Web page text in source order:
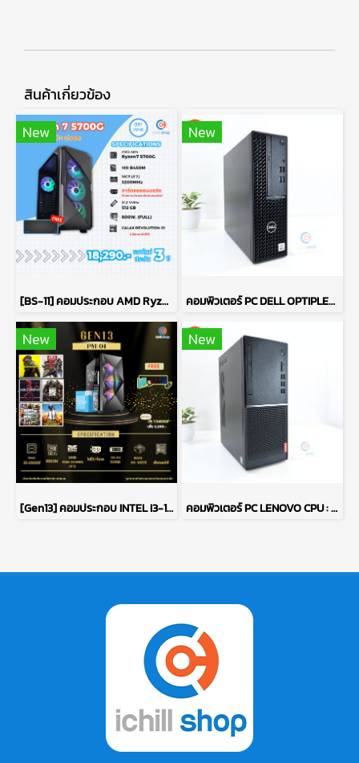
สินค้าเกี่ยวข้อง
New
[BS-11] คอมประกอบ AMD Ryzen 7 5700G / ไม่มีการ์ดจอ / DDR4 16GB 3200MHz / M.2 NVMe 512GB / PSU 600W. / CASE GALAX
New
คอมพิวเตอร์ PC DELL OPTIPLEX 3080 / CPU : INTEL CORE I5-10500 / RAM : DDR4 8GB 2666MHz / HDD 1TB + SSD 256GB P15541
New
[Gen13] คอมประกอบ INTEL I3-13100F 3.4GHz 4C/8T / H610M / ไม่มีการ์ดจอ / 16GB DDR4 3200MHz / M.2 512GB / 600W 80+ White / เลือกเคสได้
New
คอมพิวเตอร์ PC LENOVO CPU : PENTIUM GOLD G5400/ RAM : DDR4 8GB 2400MHz / GPU : INTEL UHD GRAPHICS 610 / HDD : 1TB P15540